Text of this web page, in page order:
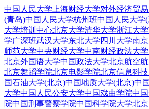
中国人民大学 上海财经大学对外经济贸
(青岛)中国人民大学杭州班中国人民大学
大学培训中心北京大学清华大学浙江大学
学广深班武汉大学东北大学 四川大学南
师范大学中央财经大学中南财经政法大学
北京外国语大学中国政法大学北京航空
北京舞蹈学院北京电影学院北京信息科
国石油大学(北京)中国地质大学(北京)中
大学中国人民公安大学中国戏曲学院中
院中国刑事警察学院中国科学院大学北